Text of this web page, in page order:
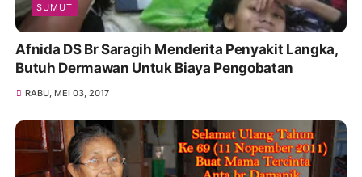
SUMUT
Afnida DS Br Saragih Menderita Penyakit Langka,
Butuh Dermawan Untuk Biaya Pengobatan
RABU, MEI 03, 2017